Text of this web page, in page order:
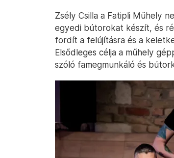
Zsély Csilla a Fatipli Műhely
egyedi bútorokat készít, és
fordít a felújításra és a
Elsődleges célja a műhely
szóló famegmunkáló és